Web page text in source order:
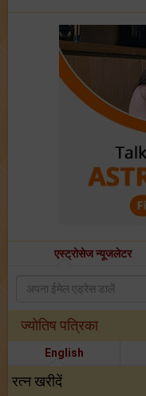
एस्ट्रोसेज न्यूजलेटर
ज्योतिष पत्रिका
English
रत्न खरीदें